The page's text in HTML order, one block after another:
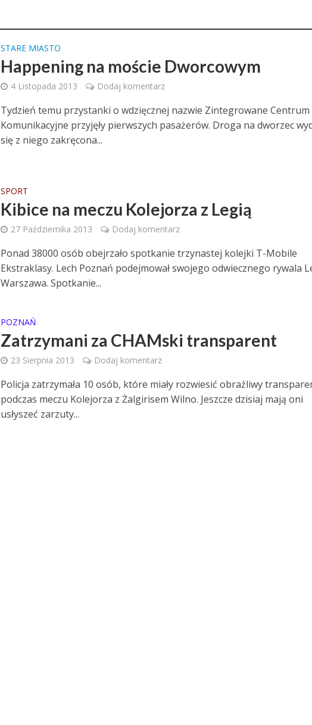
STARE MIASTO
Happening na moście Dworcowym
4 Listopada 2013 Dodaj komentarz
Tydzień temu przystanki o wdzięcznej nazwie Zintegrowane Centrum
Komunikacyjne przyjęły pierwszych pasażerów. Droga na dworzec
się z niego zakręcona...
SPORT
Kibice na meczu Kolejorza z Legią
27 Października 2013 Dodaj komentarz
Ponad 38000 osób obejrzało spotkanie trzynastej kolejki T-Mobile
Ekstraklasy. Lech Poznań podejmował swojego odwiecznego rywala
Warszawa. Spotkanie...
POZNAŃ
Zatrzymani za CHAMski transparent
23 Sierpnia 2013 Dodaj komentarz
Policja zatrzymała 10 osób, które miały rozwiesić obraźliwy
podczas meczu Kolejorza z Żalgirisem Wilno. Jeszcze dzisiaj mają oni
usłyszeć zarzuty...